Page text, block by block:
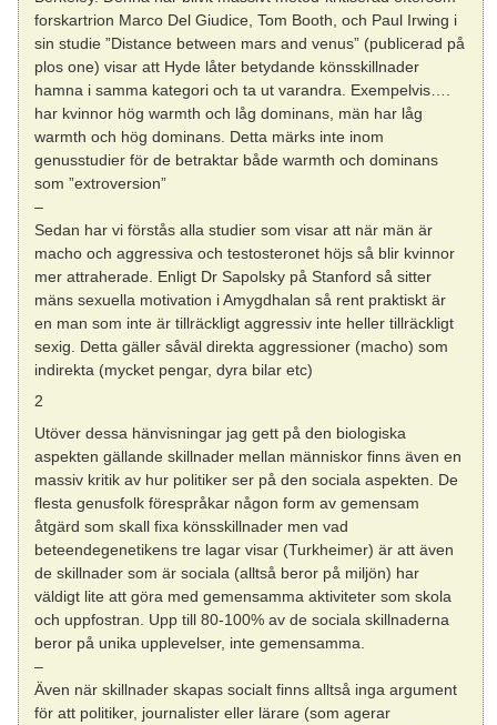
forskartrion Marco Del Giudice, Tom Booth, och Paul Irwing i
sin studie ”Distance between mars and venus” (publicerad på
plos one) visar att Hyde låter betydande könsskillnader
hamna i samma kategori och ta ut varandra. Exempelvis….
har kvinnor hög warmth och låg dominans, män har låg
warmth och hög dominans. Detta märks inte inom
genusstudier för de betraktar både warmth och dominans
som ”extroversion”
–
Sedan har vi förstås alla studier som visar att när män är
macho och aggressiva och testosteronet höjs så blir kvinnor
mer attraherade. Enligt Dr Sapolsky på Stanford så sitter
mäns sexuella motivation i Amygdhalan så rent praktiskt är
en man som inte är tillräckligt aggressiv inte heller tillräckligt
sexig. Detta gäller såväl direkta aggressioner (macho) som
indirekta (mycket pengar, dyra bilar etc)
2
Utöver dessa hänvisningar jag gett på den biologiska
aspekten gällande skillnader mellan människor finns även en
massiv kritik av hur politiker ser på den sociala aspekten. De
flesta genusfolk förespråkar någon form av gemensam
åtgärd som skall fixa könsskillnader men vad
beteendegenetikens tre lagar visar (Turkheimer) är att även
de skillnader som är sociala (alltså beror på miljön) har
väldigt lite att göra med gemensamma aktiviteter som skola
och uppfostran. Upp till 80-100% av de sociala skillnaderna
beror på unika upplevelser, inte gemensamma.
–
Även när skillnader skapas socialt finns alltså inga argument
för att politiker, journalister eller lärare (som agerar